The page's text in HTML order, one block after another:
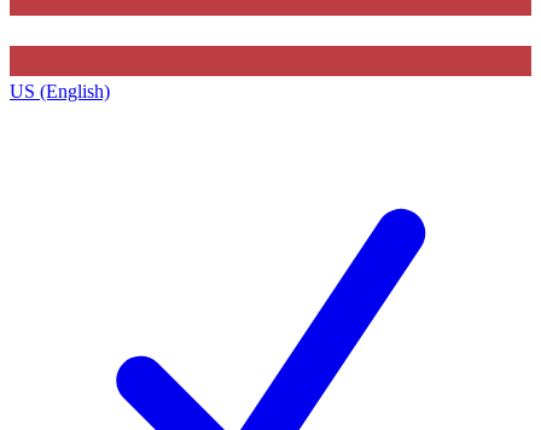
US (English)